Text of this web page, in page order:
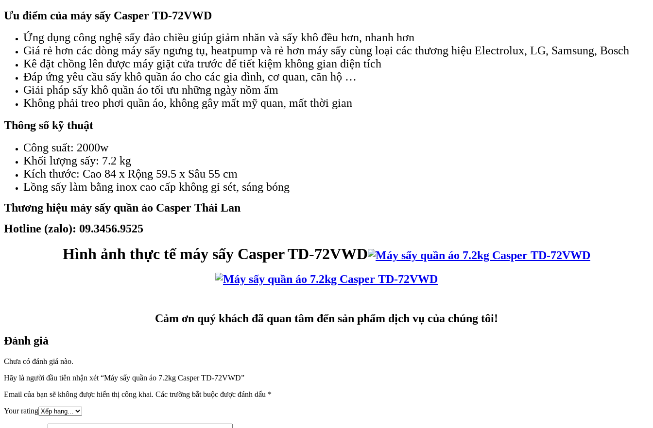
Ưu điểm của máy sấy Casper TD-72VWD
Ứng dụng công nghệ sấy đảo chiều giúp giảm nhăn và sấy khô đều hơn, nhanh hơn
Giá rẻ hơn các dòng máy sấy ngưng tụ, heatpump và rẻ hơn máy sấy cùng loại các thương hiệu Electrolux, LG, Samsung, Bosch
Kê đặt chồng lên được máy giặt cửa trước để tiết kiệm không gian diện tích
Đáp ứng yêu cầu sấy khô quần áo cho các gia đình, cơ quan, căn hộ …
Giải pháp sấy khô quần áo tối ưu những ngày nồm ẩm
Không phải treo phơi quần áo, không gây mất mỹ quan, mất thời gian
Thông số kỹ thuật
Công suất: 2000w
Khối lượng sấy: 7.2 kg
Kích thước: Cao 84 x Rộng 59.5 x Sâu 55 cm
Lồng sấy làm bằng inox cao cấp không gỉ sét, sáng bóng
Thương hiệu máy sấy quần áo Casper Thái Lan
Hotline (zalo): 09.3456.9525
Hình ảnh thực tế máy sấy Casper TD-72VWD
Cảm ơn quý khách đã quan tâm đến sản phẩm dịch vụ của chúng tôi!
Đánh giá
Chưa có đánh giá nào.
Hãy là người đầu tiên nhận xét “Máy sấy quần áo 7.2kg Casper TD-72VWD”
Email của bạn sẽ không được hiển thị công khai. Các trường bắt buộc được đánh dấu *
Your rating